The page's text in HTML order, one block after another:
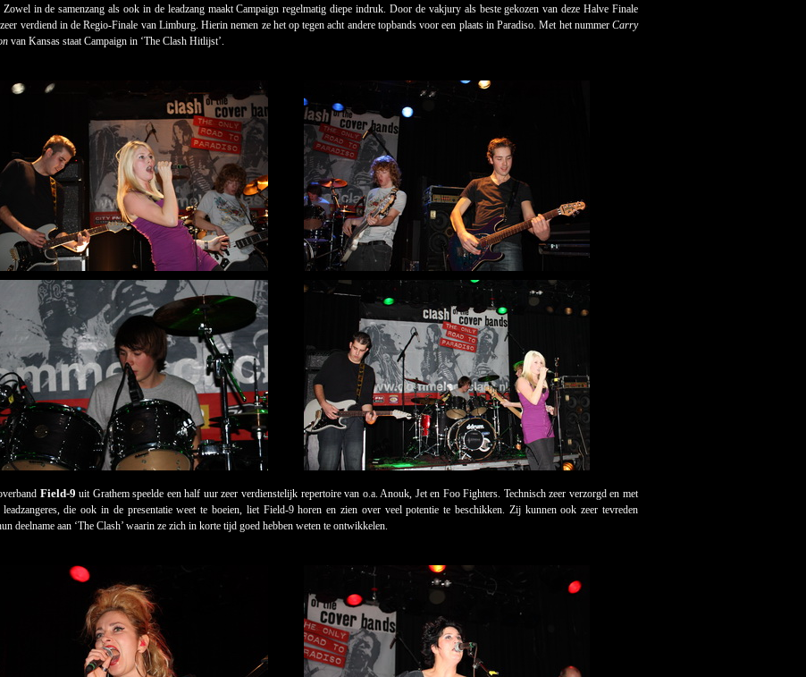
in de samenzang als ook in de leadzang maakt Campaign regelmatig diepe indruk. Door de vakjury als beste gekozen van deze Halve Finale
verdiend in de Regio-Finale van Limburg. Hierin nemen ze het op tegen acht andere topbands voor een plaats in Paradiso. Met het nummer Carry
van Kansas staat Campaign in ‘The Clash Hitlijst’.
Field-9 uit Grathem speelde een half uur zeer verdienstelijk repertoire van o.a. Anouk, Jet en Foo Fighters. Technisch zeer verzorgd en met
leadzangeres, die ook in de presentatie weet te boeien, liet Field-9 horen en zien over veel potentie te beschikken. Zij kunnen ook zeer tevreden
deelname aan ‘The Clash’ waarin ze zich in korte tijd goed hebben weten te ontwikkelen.